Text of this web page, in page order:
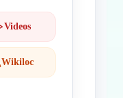
Videos
Wikiloc